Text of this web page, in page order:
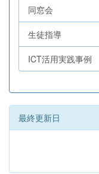
同窓会
生徒指導
ICT活用実践事例
最終更新日